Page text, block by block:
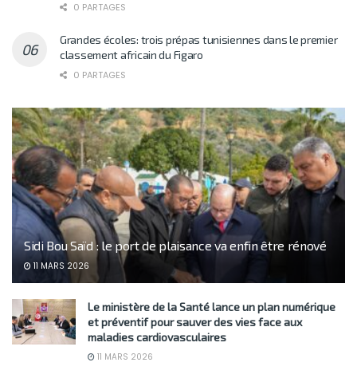
0 PARTAGES
Grandes écoles: trois prépas tunisiennes dans le premier
classement africain du Figaro
0 PARTAGES
Sidi Bou Saïd : le port de plaisance va enfin être rénové
11 MARS 2026
Le ministère de la Santé lance un plan numérique
et préventif pour sauver des vies face aux
maladies cardiovasculaires
11 MARS 2026